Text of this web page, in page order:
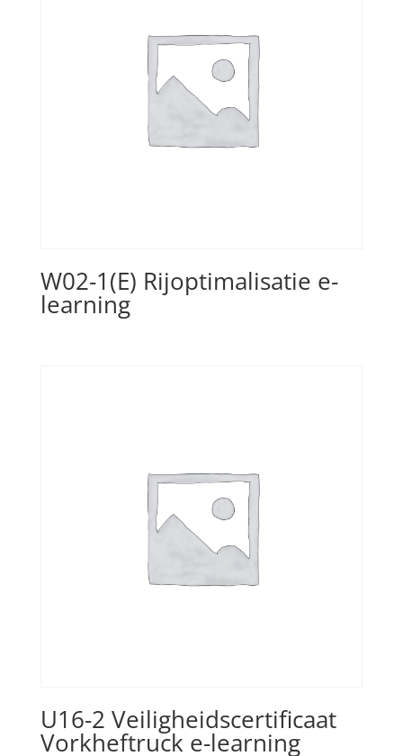
W02-1(E) Rijoptimalisatie e-
learning
U16-2 Veiligheidscertificaat
Vorkheftruck e-learning